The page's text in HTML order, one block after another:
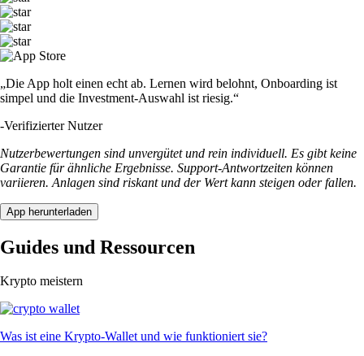
„Die App holt einen echt ab. Lernen wird belohnt, Onboarding ist
simpel und die Investment-Auswahl ist riesig.“
-Verifizierter Nutzer
Nutzerbewertungen sind unvergütet und rein individuell. Es gibt keine
Garantie für ähnliche Ergebnisse. Support-Antwortzeiten können
variieren. Anlagen sind riskant und der Wert kann steigen oder fallen.
App herunterladen
Guides und Ressourcen
Krypto meistern
Was ist eine Krypto-Wallet und wie funktioniert sie?